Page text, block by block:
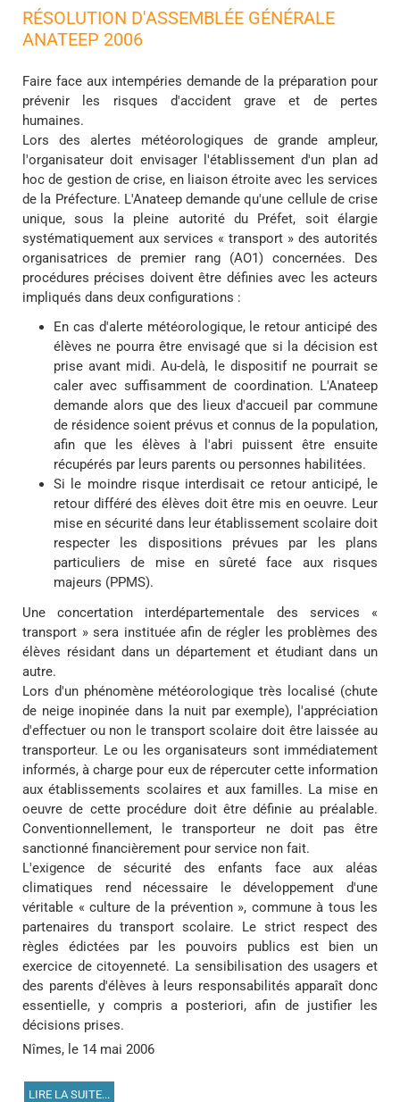
RÉSOLUTION D'ASSEMBLÉE GÉNÉRALE
ANATEEP 2006
Faire face aux intempéries demande de la préparation pour
prévenir les risques d'accident grave et de pertes
humaines.
Lors des alertes météorologiques de grande ampleur,
l'organisateur doit envisager l'établissement d'un plan ad
hoc de gestion de crise, en liaison étroite avec les services
de la Préfecture. L'Anateep demande qu'une cellule de crise
unique, sous la pleine autorité du Préfet, soit élargie
systématiquement aux services « transport » des autorités
organisatrices de premier rang (AO1) concernées. Des
procédures précises doivent être définies avec les acteurs
impliqués dans deux configurations :
En cas d'alerte météorologique, le retour anticipé des
élèves ne pourra être envisagé que si la décision est
prise avant midi. Au-delà, le dispositif ne pourrait se
caler avec suffisamment de coordination. L'Anateep
demande alors que des lieux d'accueil par commune
de résidence soient prévus et connus de la population,
afin que les élèves à l'abri puissent être ensuite
récupérés par leurs parents ou personnes habilitées.
Si le moindre risque interdisait ce retour anticipé, le
retour différé des élèves doit être mis en oeuvre. Leur
mise en sécurité dans leur établissement scolaire doit
respecter les dispositions prévues par les plans
particuliers de mise en sûreté face aux risques
majeurs (PPMS).
Une concertation interdépartementale des services «
transport » sera instituée afin de régler les problèmes des
élèves résidant dans un département et étudiant dans un
autre.
Lors d'un phénomène météorologique très localisé (chute
de neige inopinée dans la nuit par exemple), l'appréciation
d'effectuer ou non le transport scolaire doit être laissée au
transporteur. Le ou les organisateurs sont immédiatement
informés, à charge pour eux de répercuter cette information
aux établissements scolaires et aux familles. La mise en
oeuvre de cette procédure doit être définie au préalable.
Conventionnellement, le transporteur ne doit pas être
sanctionné financièrement pour service non fait.
L'exigence de sécurité des enfants face aux aléas
climatiques rend nécessaire le développement d'une
véritable « culture de la prévention », commune à tous les
partenaires du transport scolaire. Le strict respect des
règles édictées par les pouvoirs publics est bien un
exercice de citoyenneté. La sensibilisation des usagers et
des parents d'élèves à leurs responsabilités apparaît donc
essentielle, y compris a posteriori, afin de justifier les
décisions prises.
Nîmes, le 14 mai 2006
LIRE LA SUITE...